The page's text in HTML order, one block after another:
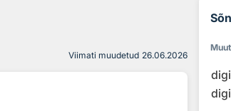
Viimati muudetud 26.06.2026